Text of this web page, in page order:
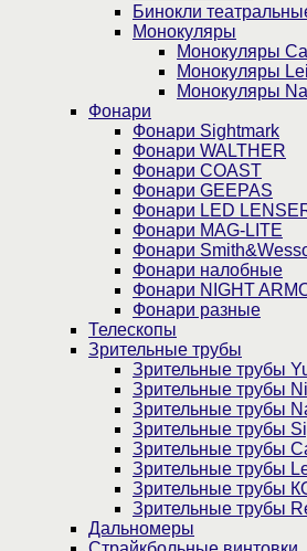
Бинокли
Монокуляры
Монокуляры
Монокуляры
Монокуляры
Фонари
Фонари Sightmark
Фонари WALTHER
Фонари COAST
Фонари GEEPAS
Фонари LED
Фонари MAG-LITE
Фонари
Фонари налобные
Фонари NIGHT
Фонари разные
Телескопы
Зрительные трубы
Зрительные трубы
Зрительные трубы
Зрительные трубы
Зрительные трубы
Зрительные трубы
Зрительные трубы
Зрительные трубы
Зрительные трубы
Дальномеры